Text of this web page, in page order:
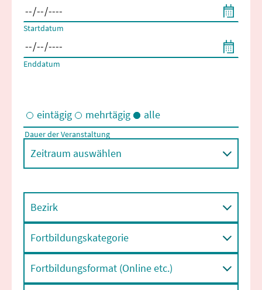
Startdatum
Enddatum
Eintägige und/oder mehrtägige Veranstaltungen
eintägig mehrtägig alle
Dauer der Veranstaltung
Zeitraum auswählen
Bezirk
Fortbildungskategorie
Fortbildungsformat (Online etc.)